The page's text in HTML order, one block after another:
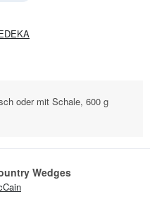
oder mit Schale, 600 g
Wedges